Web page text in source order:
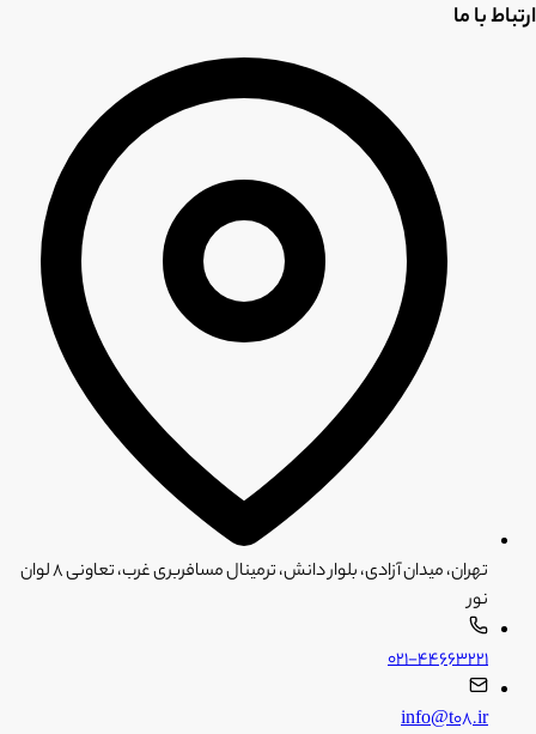
ارتباط با ما
تهران، میدان آزادی، بلوار دانش، ترمینال مسافربری غرب، تعاونی ۸ لوان
نور
۰۲۱-۴۴۶۶۳۲۲۱
info@t08.ir